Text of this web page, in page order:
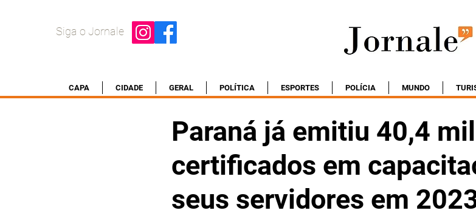
Siga o Jornale
CAPA CIDADE GERAL POLÍTICA ESPORTES POLÍCIA MUNDO
Paraná já emitiu 40,4 mil
certificados em
seus servidores em